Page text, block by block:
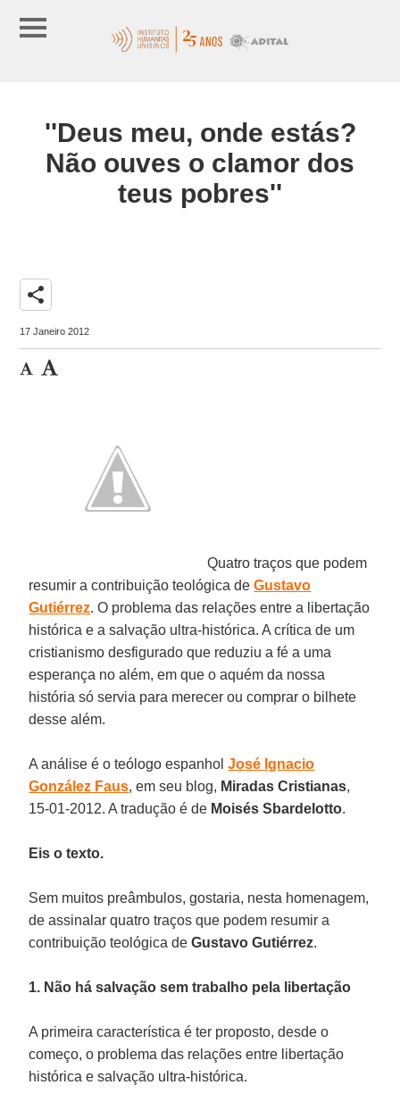
''Deus meu, onde estás?
Não ouves o clamor dos
teus pobres''
share
17 Janeiro 2012
Quatro traços que podem
resumir a contribuição teológica deGustavo
Gutiérrez. O problema das relações entre a libertação
histórica e a salvação ultra-histórica. A crítica de um
cristianismo desfigurado que reduziu a fé a uma
esperança no além, em que o aquém da nossa
história só servia para merecer ou comprar o bilhete
desse além.
A análise é o teólogo espanholJosé Ignacio
González Faus, em seu blog, Miradas Cristianas,
15-01-2012. A tradução é de Moisés Sbardelotto.
Eis o texto.
Sem muitos preâmbulos, gostaria, nesta homenagem,
de assinalar quatro traços que podem resumir a
contribuição teológica deGustavo Gutiérrez.
1. Não há salvação sem trabalho pela libertação
A primeira característica é ter proposto, desde o
começo, o problema das relações entre libertação
histórica e salvação ultra-histórica.